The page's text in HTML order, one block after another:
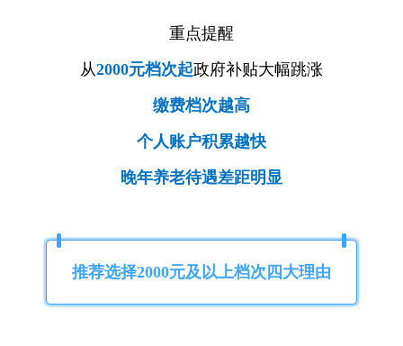
重点提醒
从2000元档次起政府补贴大幅跳涨
缴费档次越高
个人账户积累越快
晚年养老待遇差距明显
推荐选择2000元及以上档次四大理由